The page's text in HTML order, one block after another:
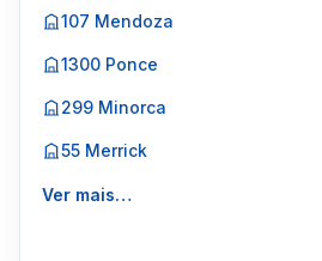
107 Mendoza
1300 Ponce
299 Minorca
55 Merrick
Ver mais…